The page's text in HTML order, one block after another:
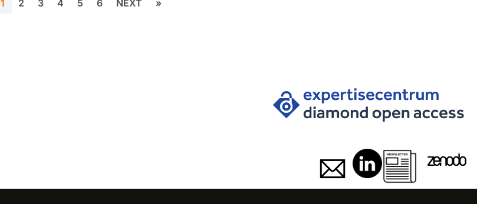
1 2 3 4 5 6 NEXT »